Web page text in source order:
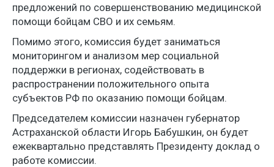
предложений по совершенствованию медицинской
помощи бойцам СВО и их семьям.
Помимо этого, комиссия будет заниматься
мониторингом и анализом мер социальной
поддержки в регионах, содействовать в
распространении положительного опыта
субъектов РФ по оказанию помощи бойцам.
Председателем комиссии назначен губернатор
Астраханской области Игорь Бабушкин, он будет
ежеквартально представлять Президенту доклад о
работе комиссии.